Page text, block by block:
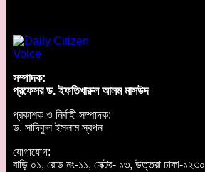
সম্পাদক:
প্রফেসর ড. ইফতিখারুল আলম মাসউদ
প্রকাশক ও নির্বাহী সম্পাদক:
ড. সাদিকুল ইসলাম স্বপন
যোগাযোগ:
বাড়ি ০১, রোড নং-১১, সেক্টর- ১৩, উত্তরা ঢাকা-১২৩০